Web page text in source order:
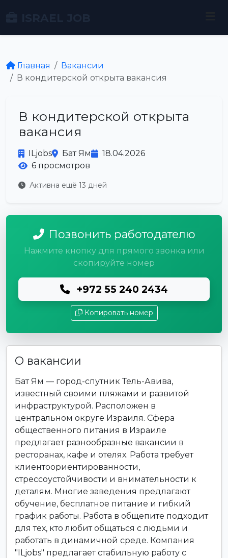
Главная
Вакансии
В кондитерской открыта вакансия
В кондитерской открыта
вакансия
ILjobs Бат Ям
18.04.2026
6 просмотров
Активна ещё 13 дней
Позвонить работодателю
Нажмите кнопку для прямого звонка или
скопируйте номер
+972 55 240 2434
Копировать номер
О вакансии
Бат Ям — город-спутник Тель-Авива,
известный своими пляжами и развитой
инфраструктурой. Расположен в
центральном округе Израиля. Сфера
общественного питания в Израиле
предлагает разнообразные вакансии в
ресторанах, кафе и отелях. Работа требует
клиентоориентированности,
стрессоустойчивости и внимательности к
деталям. Многие заведения предлагают
обучение, бесплатное питание и гибкий
график работы. Работа в общепите подходит
для тех, кто любит общаться с людьми и
работать в динамичной среде. Компания
"ILjobs" предлагает стабильную работу с